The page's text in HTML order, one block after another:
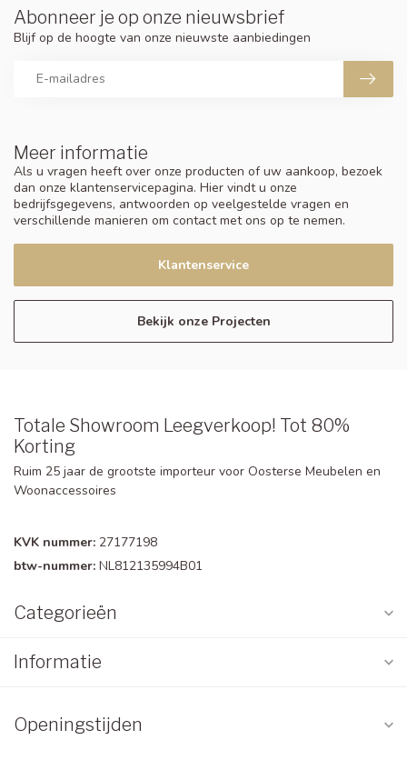
Meer informatie
Als u vragen heeft over onze producten of uw aankoop, bezoek
dan onze klantenservicepagina. Hier vindt u onze
bedrijfsgegevens, antwoorden op veelgestelde vragen en
verschillende manieren om contact met ons op te nemen.
Klantenservice
Bekijk onze Projecten
Abonneer je op onze nieuwsbrief
Blijf op de hoogte van onze nieuwste aanbiedingen
Totale Showroom Leegverkoop! Tot 80%
Korting
Ruim 25 jaar de grootste importeur voor Oosterse Meubelen en
Woonaccessoires
KVK nummer: 27177198
btw-nummer: NL812135994B01
Categorieën
Informatie
Openingstijden